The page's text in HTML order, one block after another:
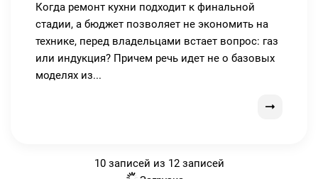
Когда ремонт кухни подходит к финальной
стадии, а бюджет позволяет не экономить на
технике, перед владельцами встает вопрос: газ
или индукция? Причем речь идет не о базовых
моделях из...
10 записей из 12 записей